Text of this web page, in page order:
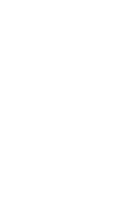
na brak niektórych